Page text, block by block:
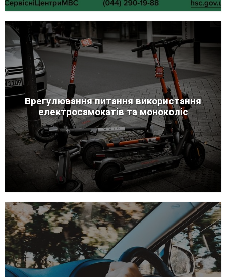
Врегулювання питання використання
електросамокатів та моноколіс